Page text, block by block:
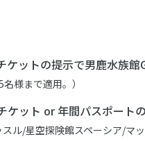
ケットの提示で男鹿水族
様まで適用。）
ケット or 年間パスポート
スル/星空探険館スペーシア